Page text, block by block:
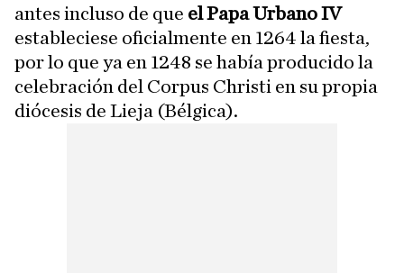
antes incluso de que el Papa Urbano IV
estableciese oficialmente en 1264 la fiesta,
por lo que ya en 1248 se había producido la
celebración del Corpus Christi en su propia
diócesis de Lieja (Bélgica).